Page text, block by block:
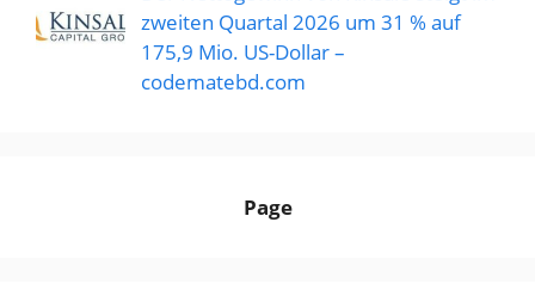
zweiten Quartal 2026 um 31 % auf
175,9 Mio. US-Dollar –
codematebd.com
Page